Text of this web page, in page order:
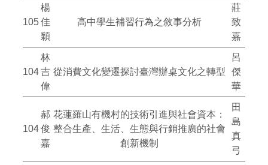
105
楊
佳
穎
高中學生補習行為之敘事分析
莊
致
嘉
104
林
吉
偉
從消費文化變遷探討臺灣辦桌文化之轉型
呂
傑
華
104
郝
俊
嘉
花蓮羅山有機村的技術引進與社會資本：
整合生產、生活、生態與行銷推廣的社會
創新機制
田
島
真
弓